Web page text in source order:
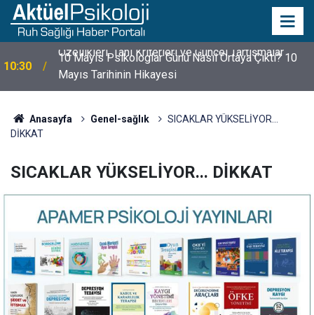
10:30
10 Mayıs Psikologlar Günü Nasıl Ortaya Çıktı? 10
Mayıs Tarihinin Hikayesi
Anasayfa Genel-sağlık
SICAKLAR YÜKSELİYOR...
DİKKAT
SICAKLAR YÜKSELİYOR... DİKKAT